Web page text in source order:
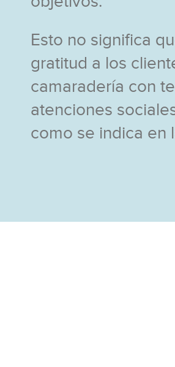
Esto no significa
gratitud a los
camaradería con
atenciones
como se indica en